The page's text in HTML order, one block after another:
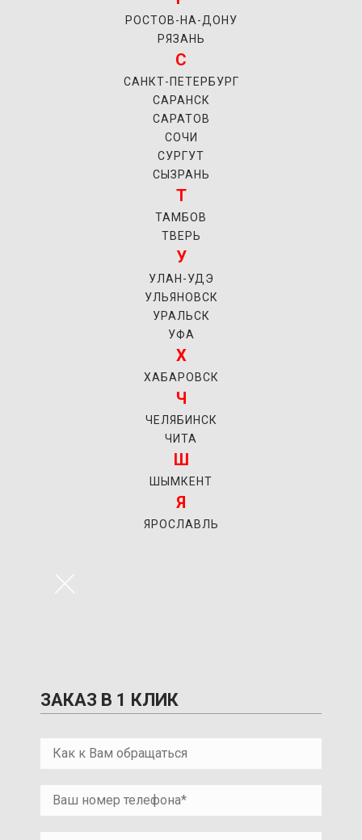
РОСТОВ-НА-ДОНУ
РЯЗАНЬ
С
САНКТ-ПЕТЕРБУРГ
САРАНСК
САРАТОВ
СОЧИ
СУРГУТ
СЫЗРАНЬ
Т
ТАМБОВ
ТВЕРЬ
У
УЛАН-УДЭ
УЛЬЯНОВСК
УРАЛЬСК
УФА
Х
ХАБАРОВСК
Ч
ЧЕЛЯБИНСК
ЧИТА
Ш
ШЫМКЕНТ
Я
ЯРОСЛАВЛЬ
×
ЗАКАЗ В 1 КЛИК